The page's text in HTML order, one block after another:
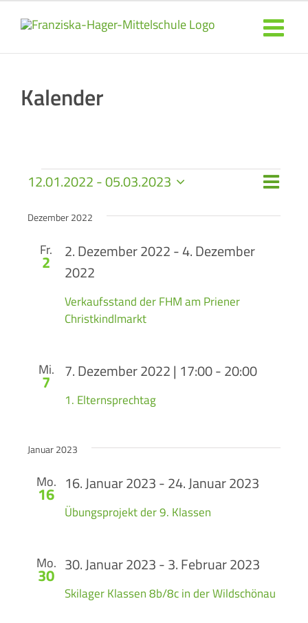
Inhalt
Kalender
Veranstaltungen Liste
12.01.2022 - 05.03.2023
wählen.
Dezember 2022
Fr.
2
Verkaufsstand der FHM am Priener
Christkindlmarkt
2. Dezember 2022 -4. Dezember
2022
Mi.
7
1. Elternsprechtag
7. Dezember 2022 | 17:00- 20:00
Januar 2023
Mo.
16
Übungsprojekt der 9. Klassen
16. Januar 2023 - 24. Januar 2023
Mo.
30
Skilager Klassen 8b/8c in der Wildschönau
30. Januar 2023 - 3. Februar 2023